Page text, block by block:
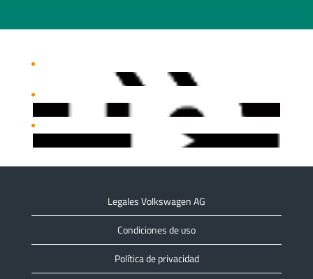
Legales Volkswagen AG
Condiciones de uso
Política de privacidad